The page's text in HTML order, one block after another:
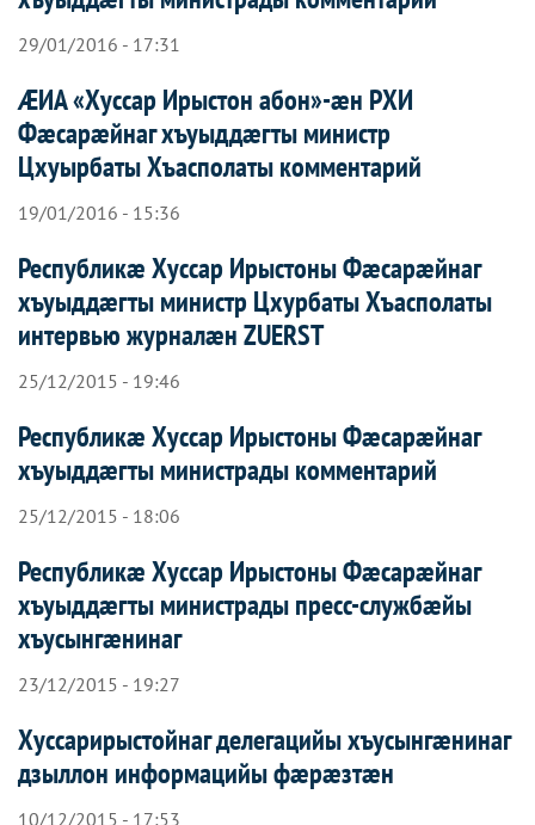
29/01/2016 - 17:31
ÆИА «Хуссар Ирыстон абон»-æн РХИ
Фæсарæйнаг хъуыддæгты министр
Цхуырбаты Хъасполаты комментарий
19/01/2016 - 15:36
Республикæ Хуссар Ирыстоны Фæсарæйнаг
хъуыддæгты министр Цхурбаты Хъасполаты
интервью журналæн ZUERST
25/12/2015 - 19:46
Республикæ Хуссар Ирыстоны Фæсарæйнаг
хъуыддæгты министрады комментарий
25/12/2015 - 18:06
Республикæ Хуссар Ирыстоны Фæсарæйнаг
хъуыддæгты министрады пресс-службæйы
хъусынгæнинаг
23/12/2015 - 19:27
Хуссарирыстойнаг делегацийы хъусынгæнинаг
дзыллон информацийы фæрæзтæн
10/12/2015 - 17:53